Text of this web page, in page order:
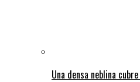
Una densa neblina